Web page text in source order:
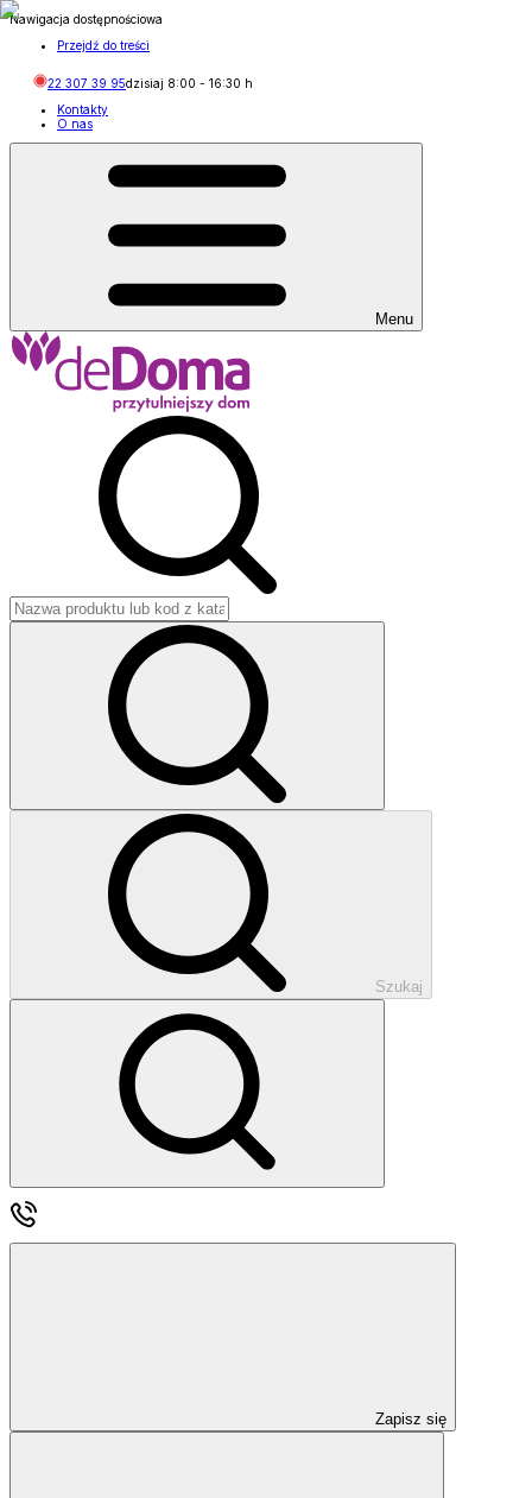
Nawigacja dostępnościowa
Przejdź do treści
22 307 39 95dzisiaj 8:00 - 16:30 h
Kontakty
O nas
Menu
Szukaj
Zapisz się